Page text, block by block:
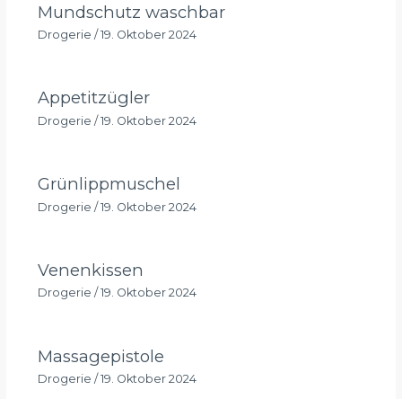
Mundschutz waschbar
Drogerie / 19. Oktober 2024
Appetitzügler
Drogerie / 19. Oktober 2024
Grünlippmuschel
Drogerie /19. Oktober 2024
Venenkissen
Drogerie / 19. Oktober 2024
Massagepistole
Drogerie / 19. Oktober 2024